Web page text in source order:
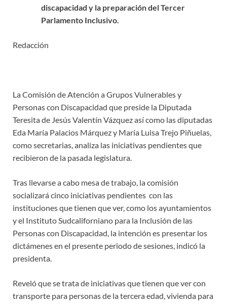
discapacidad y la preparación del Tercer
Parlamento Inclusivo.
Redacción
La Comisión de Atención a Grupos Vulnerables y
Personas con Discapacidad que preside la Diputada
Teresita de Jesús Valentín Vázquez así como las diputadas
Eda María Palacios Márquez y María Luisa Trejo Piñuelas,
como secretarias, analiza las iniciativas pendientes que
recibieron de la pasada legislatura.
Tras llevarse a cabo mesa de trabajo, la comisión
socializará cinco iniciativas pendientes con las
instituciones que tienen que ver, como los ayuntamientos
y el Instituto Sudcaliforniano para la Inclusión de las
Personas con Discapacidad, la intención es presentar los
dictámenes en el presente periodo de sesiones, indicó la
presidenta.
Reveló que se trata de iniciativas que tienen que ver con
transporte para personas de la tercera edad, vivienda para